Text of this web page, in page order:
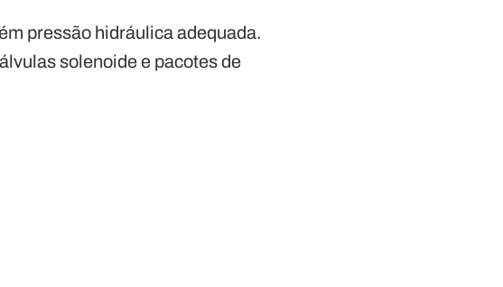
pressão hidráulica adequada.
solenoide e pacotes de